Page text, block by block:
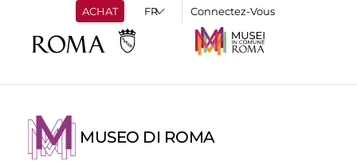
ACHAT Connectez-Vous
MUSEO DI ROMA